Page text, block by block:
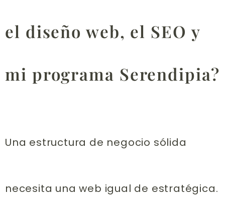
el diseño web, el SEO y
mi programa Serendipia?
Una estructura de negocio sólida
necesita una web igual de estratégica.